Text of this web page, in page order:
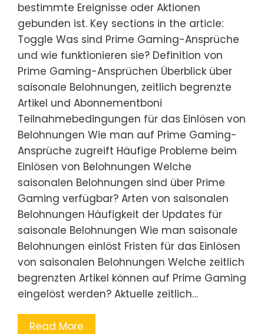
bestimmte Ereignisse oder Aktionen
gebunden ist. Key sections in the article:
Toggle Was sind Prime Gaming-Ansprüche
und wie funktionieren sie? Definition von
Prime Gaming-Ansprüchen Überblick über
saisonale Belohnungen, zeitlich begrenzte
Artikel und Abonnementboni
Teilnahmebedingungen für das Einlösen von
Belohnungen Wie man auf Prime Gaming-
Ansprüche zugreift Häufige Probleme beim
Einlösen von Belohnungen Welche
saisonalen Belohnungen sind über Prime
Gaming verfügbar? Arten von saisonalen
Belohnungen Häufigkeit der Updates für
saisonale Belohnungen Wie man saisonale
Belohnungen einlöst Fristen für das Einlösen
von saisonalen Belohnungen Welche zeitlich
begrenzten Artikel können auf Prime Gaming
eingelöst werden? Aktuelle zeitlich…
Read More